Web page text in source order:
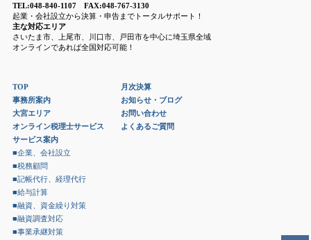
TEL:048-840-1107 FAX:048-767-3130
起業・会社設立から決算・申告までトータルサポート！
主な対応エリア
さいたま市、上尾市、川口市、戸田市を中心に埼玉県全域
オンラインであれば全国対応可能！
TOP
事務所案内
大宮エリア
オンライン税理士サービス
サービス案内
■企業、会社設立
■税務顧問
■記帳代行、経理代行
■給与計算
■融資、資金繰り対策
■融資調査対応
■事業承継対策
月次決算
お知らせ・ブログ
お問い合わせ
よくあるご質問